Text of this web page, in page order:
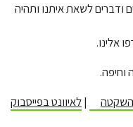
ודברים לשאת איתנו ותהיה
אלינו.
וחיפה.
השקטה |לאיוונט בפייסבוק